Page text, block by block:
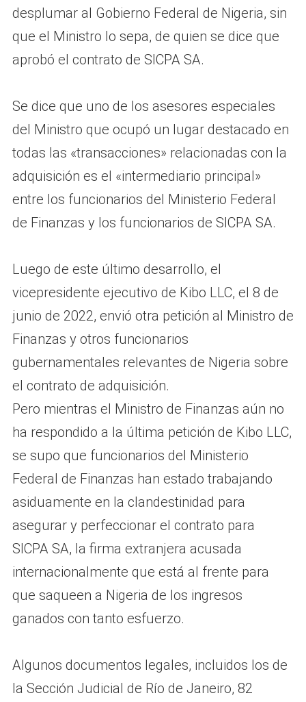
desplumar al Gobierno Federal de Nigeria, sin
que el Ministro lo sepa, de quien se dice que
aprobó el contrato de SICPA SA.
Se dice que uno de los asesores especiales
del Ministro que ocupó un lugar destacado en
todas las «transacciones» relacionadas con la
adquisición es el «intermediario principal»
entre los funcionarios del Ministerio Federal
de Finanzas y los funcionarios de SICPA SA.
Luego de este último desarrollo, el
vicepresidente ejecutivo de Kibo LLC, el 8 de
junio de 2022, envió otra petición al Ministro de
Finanzas y otros funcionarios
gubernamentales relevantes de Nigeria sobre
el contrato de adquisición.
Pero mientras el Ministro de Finanzas aún no
ha respondido a la última petición de Kibo LLC,
se supo que funcionarios del Ministerio
Federal de Finanzas han estado trabajando
asiduamente en la clandestinidad para
asegurar y perfeccionar el contrato para
SICPA SA, la firma extranjera acusada
internacionalmente que está al frente para
que saqueen a Nigeria de los ingresos
ganados con tanto esfuerzo.
Algunos documentos legales, incluidos los de
la Sección Judicial de Río de Janeiro, 82